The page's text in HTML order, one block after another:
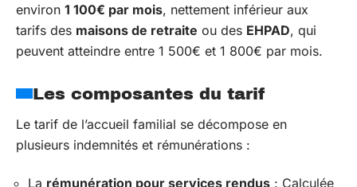
environ 1 100€ par mois, nettement inférieur aux
tarifs des maisons de retraite ou des EHPAD, qui
peuvent atteindre entre 1 500€ et 1 800€ par mois.
Les composantes du tarif
Le tarif de l’accueil familial se décompose en
plusieurs indemnités et rémunérations :
La rémunération pour services rendus : Calculée